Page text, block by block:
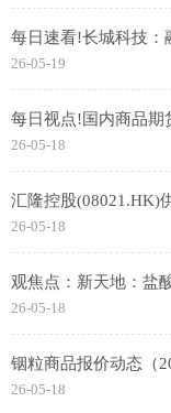
每日速看!长城科技：
26-05-19
每日视点!国内商品期
26-05-18
汇隆控股(08021.HK)
26-05-18
观焦点：新天地：盐
26-05-18
铟粒商品报价动态（
26-05-18